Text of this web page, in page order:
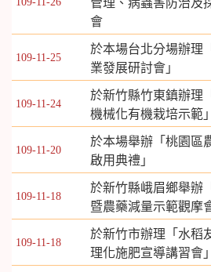
管理、病蟲害防治及
會
109-11-25
於本場台北分場辦理
業發展研討會」
109-11-24
於新竹縣竹東鎮辦理
機械化有機栽培示範
109-11-20
於本場舉辦「桃園區
啟用典禮」
109-11-18
於新竹縣峨眉鄉舉辦
暨農藥減量示範觀摩
109-11-18
於新竹市辦理「水稻
理化施肥宣導講習會」